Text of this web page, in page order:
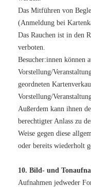
Das Mitführen von
(Anmeldung bei
Das Rauchen ist in den
verboten.
Besucher:innen können
Vorstellung/
geordneten
Vorstellung/
Außerdem kann ihnen
berechtigter Anlass zu
Weise gegen diese
oder bereits wiederholt
10. Bild- und
Aufnahmen jedweder